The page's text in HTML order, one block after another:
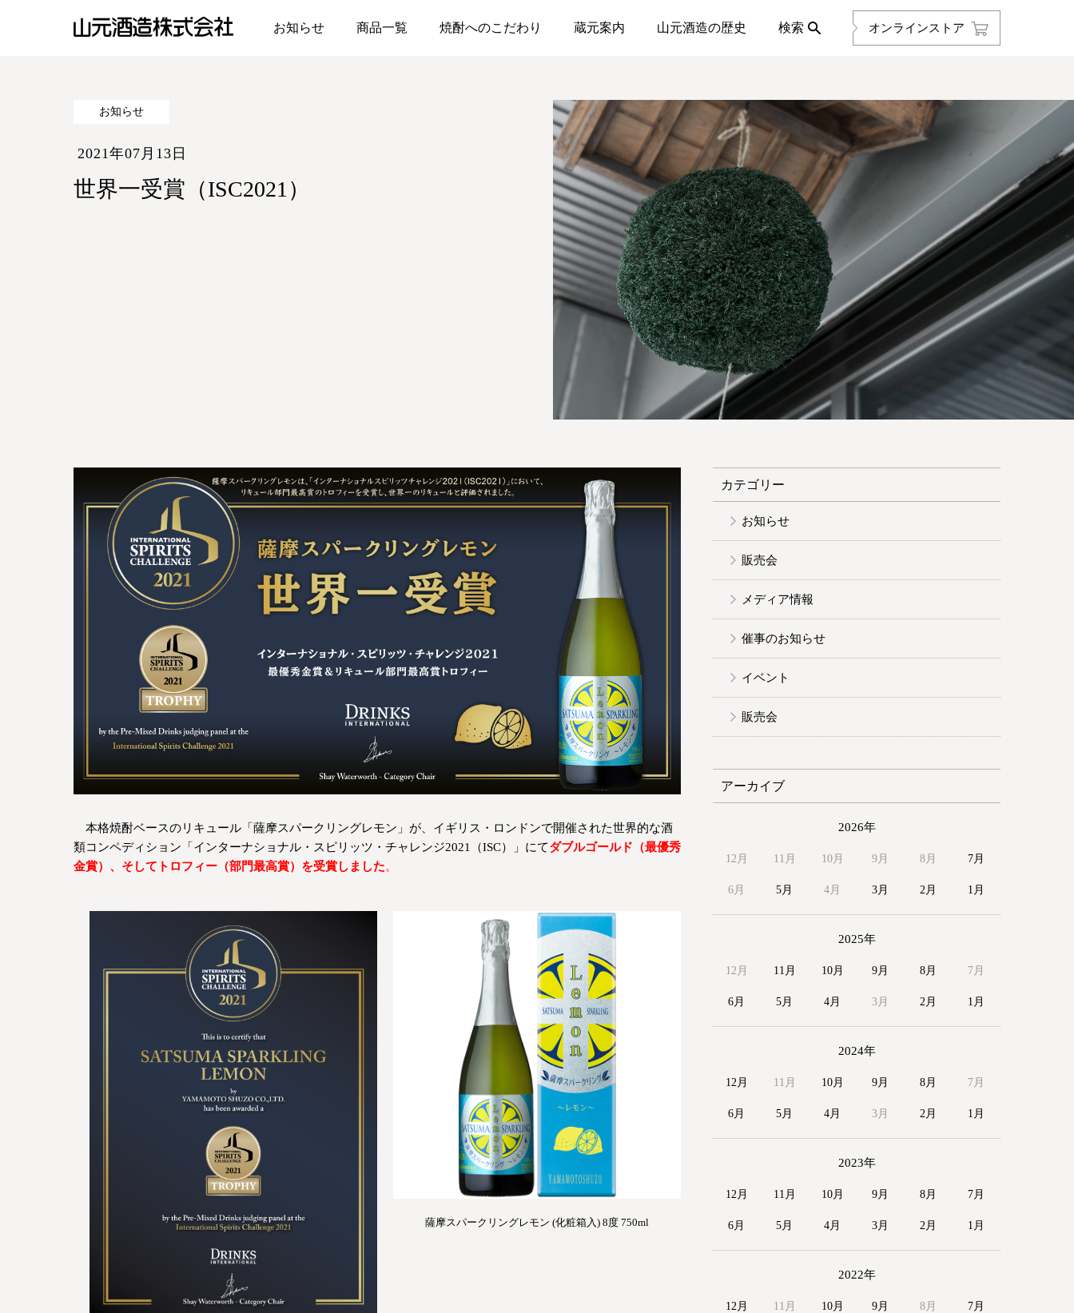
お知らせ 商品一覧 焼酎へのこだわり 蔵元案内 山元酒造の歴史 検索 オンラインストア
お知らせ
2021年07月13日
世界一受賞（ISC2021）
本格焼酎ベースのリキュール「薩摩スパークリングレモン」が、イギリス・ロンドンで開催された世界的な酒
類コンペディション「インターナショナル・スピリッツ・チャレンジ2021（ISC）」にてダブルゴールド（最優秀
金賞）、そしてトロフィー（部門最高賞）を受賞しました。
薩摩スパークリングレモン (化粧箱入) 8度 750ml
カテゴリー
お知らせ
販売会
メディア情報
催事のお知らせ
イベント
販売会
アーカイブ
2026年
12月 11月 10月 9月 8月 7月
6月 5月 4月 3月 2月 1月
2025年
12月 11月 10月 9月 8月 7月
6月 5月 4月 3月 2月 1月
2024年
12月 11月 10月 9月 8月 7月
6月 5月 4月 3月 2月 1月
2023年
12月 11月 10月 9月 8月 7月
6月 5月 4月 3月 2月 1月
2022年
12月 11月 10月 9月 8月 7月